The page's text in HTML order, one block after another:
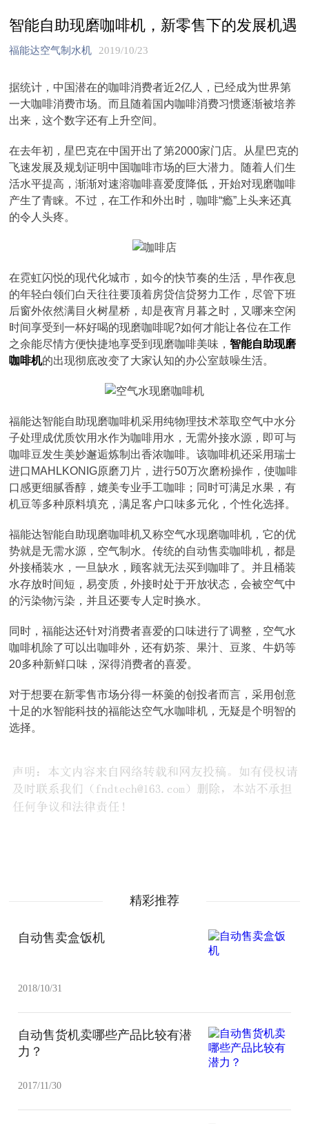
智能自助现磨咖啡机，新零售下的发展机遇
福能达空气制水机 2019/10/23
据统计，中国潜在的咖啡消费者近2亿人，已经成为世界第
一大咖啡消费市场。而且随着国内咖啡消费习惯逐渐被培养
出来，这个数字还有上升空间。
在去年初，星巴克在中国开出了第2000家门店。从星巴克的
飞速发展及规划证明中国咖啡市场的巨大潜力。随着人们生
活水平提高，渐渐对速溶咖啡喜爱度降低，开始对现磨咖啡
产生了青睐。不过，在工作和外出时，咖啡“瘾”上头来还真
的令人头疼。
在霓虹闪悦的现代化城市，如今的快节奏的生活，早作夜息
的年轻白领们白天往往要顶着房贷信贷努力工作，尽管下班
后窗外依然满目火树星桥，却是夜宵月暮之时，又哪来空闲
时间享受到一杯好喝的现磨咖啡呢?如何才能让各位在工作
之余能尽情方便快捷地享受到现磨咖啡美味，智能自助现磨
咖啡机的出现彻底改变了大家认知的办公室鼓噪生活。
福能达智能自助现磨咖啡机采用纯物理技术萃取空气中水分
子处理成优质饮用水作为咖啡用水，无需外接水源，即可与
咖啡豆发生美妙邂逅炼制出香浓咖啡。该咖啡机还采用瑞士
进口MAHLKONIG原磨刀片，进行50万次磨粉操作，使咖啡
口感更细腻香醇，媲美专业手工咖啡；同时可满足水果，有
机豆等多种原料填充，满足客户口味多元化，个性化选择。
福能达智能自助现磨咖啡机又称空气水现磨咖啡机，它的优
势就是无需水源，空气制水。传统的自动售卖咖啡机，都是
外接桶装水，一旦缺水，顾客就无法买到咖啡了。并且桶装
水存放时间短，易变质，外接时处于开放状态，会被空气中
的污染物污染，并且还要专人定时换水。
同时，福能达还针对消费者喜爱的口味进行了调整，空气水
咖啡机除了可以出咖啡外，还有奶茶、果汁、豆浆、牛奶等
20多种新鲜口味，深得消费者的喜爱。
对于想要在新零售市场分得一杯羹的创投者而言，采用创意
十足的水智能科技的福能达空气水咖啡机，无疑是个明智的
选择。
精彩推荐
自动售卖盒饭机
2018/10/31
自动售货机卖哪些产品比较有潜
力？
2017/11/30